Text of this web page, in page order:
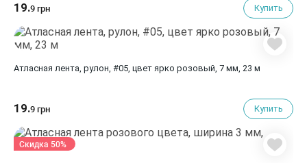
19.9 грн Купить
Атласная лента, рулон, #05, цвет ярко розовый, 7 мм, 23 м
19.9 грн Купить
Скидка 50%